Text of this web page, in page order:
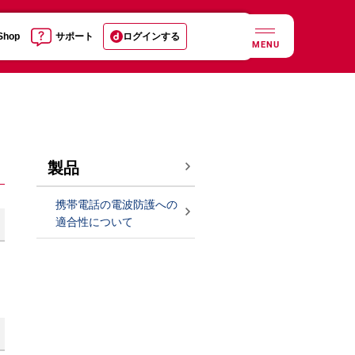
サポート ログインする
MENU
製品
携帯電話の電波防護への
適合性について